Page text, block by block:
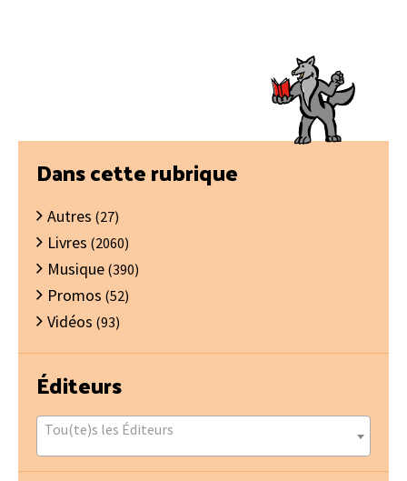
Barre
latérale
principale
Dans cette rubrique
Autres (27)
Livres (2060)
Musique (390)
Promos (52)
Vidéos (93)
Éditeurs
Tou(te)s les Éditeurs